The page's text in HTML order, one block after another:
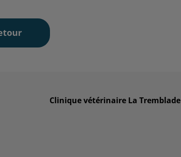
Clinique vétérinaire La Tremblade